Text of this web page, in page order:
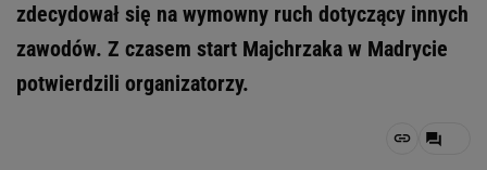
zdecydował się na wymowny ruch dotyczący innych
zawodów. Z czasem start Majchrzaka w Madrycie
potwierdzili organizatorzy.